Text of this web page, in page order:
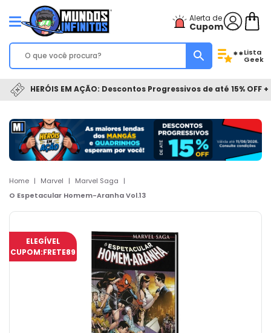
Alerta de
Cupom
**Lista
Geek
HERÓIS EM AÇÃO: Descontos Progressivos de até 15% OFF
Home | Marvel | Marvel Saga
|
O Espetacular Homem-Aranha Vol.13
ELEGÍVEL
CUPOM:FRETE89